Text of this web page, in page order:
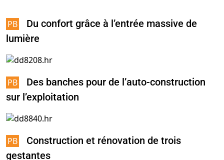
Du confort grâce à l’entrée massive de
lumière
Des banches pour de l’auto-construction
sur l’exploitation
Construction et rénovation de trois
gestantes